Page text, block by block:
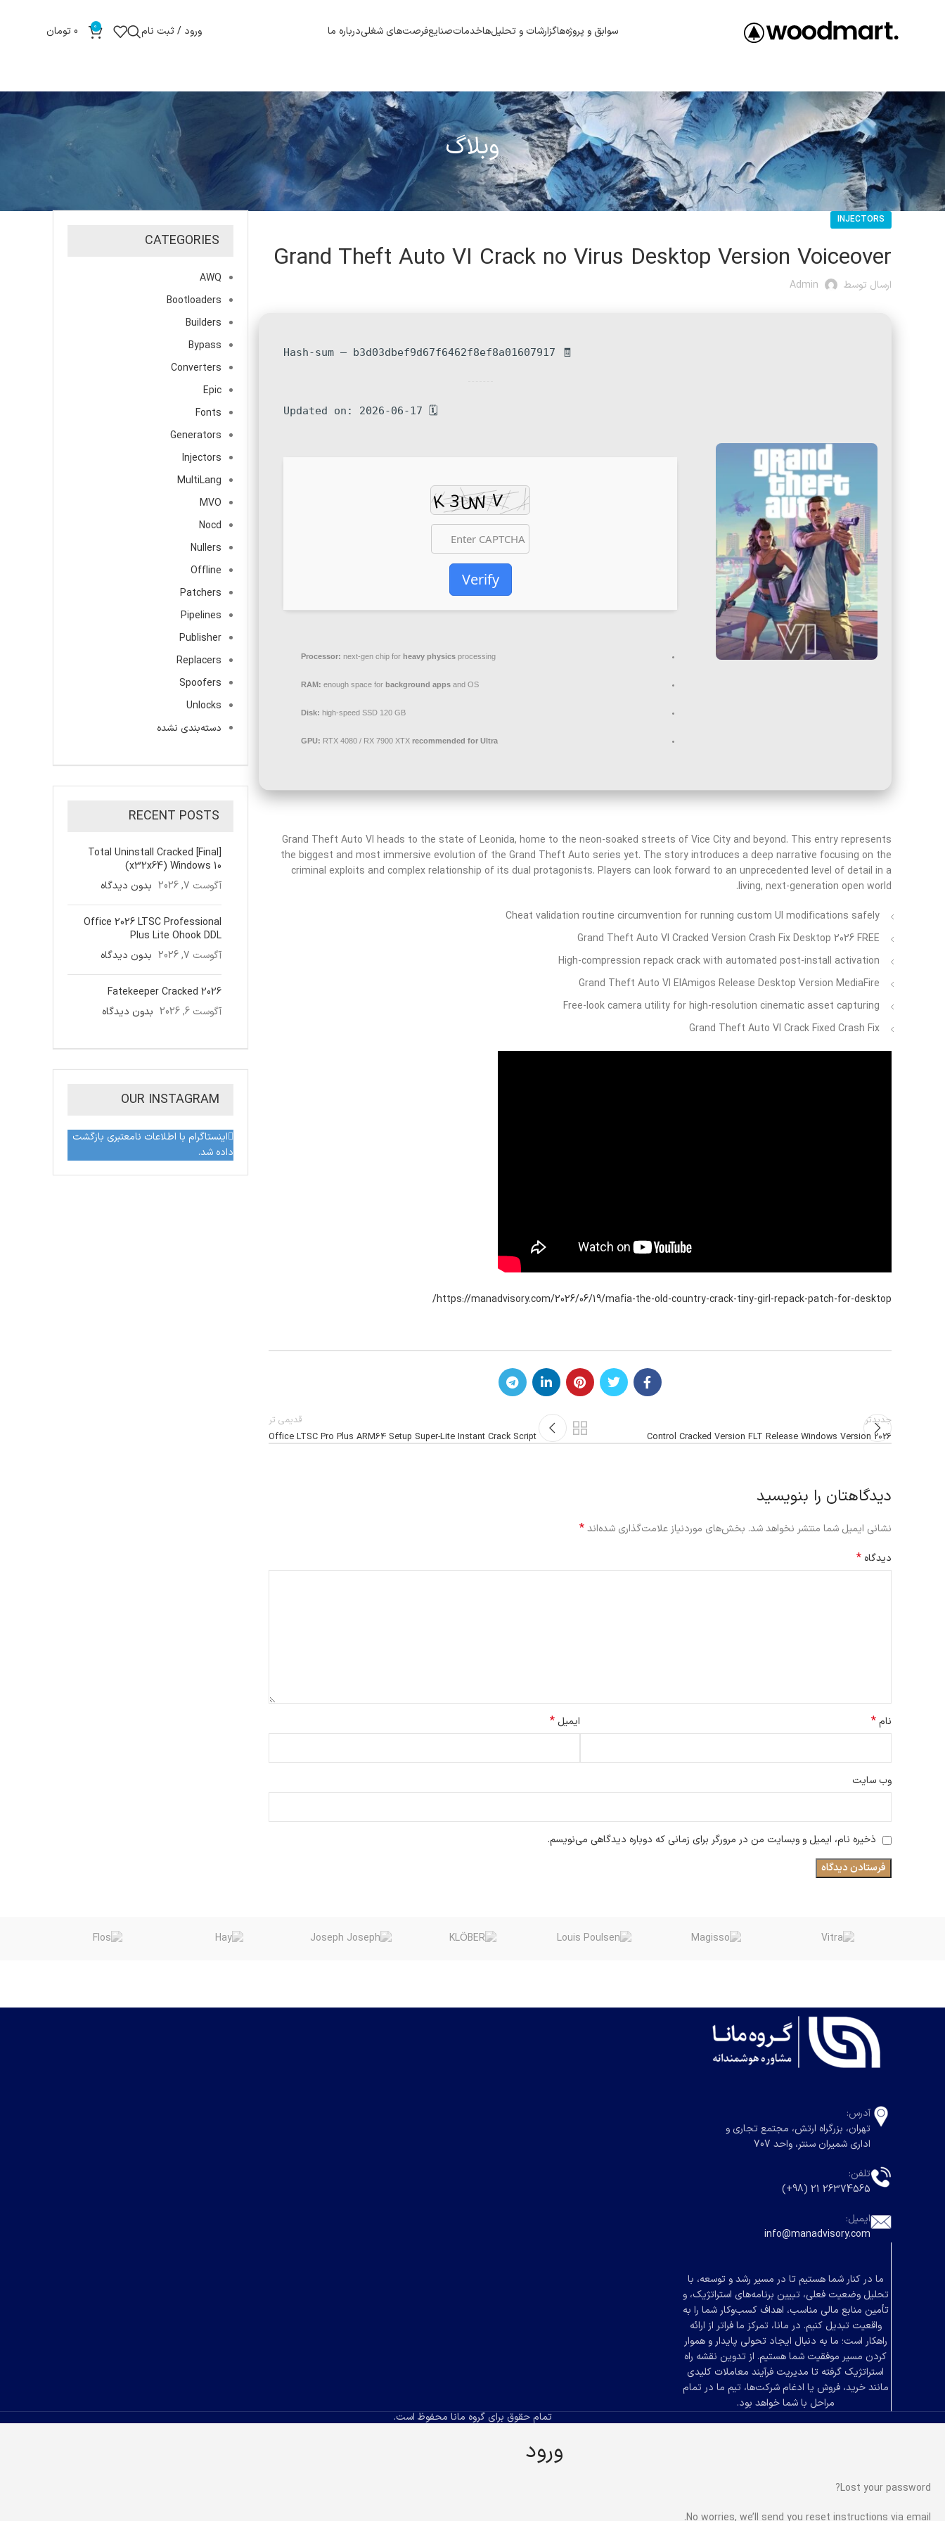
سوابق و پروژه‌هاگزارشات و تحلیل‌هاخدماتصنایعفرصت‌های شغلیدرباره ما ورود / ثبت نام 0
0تومان
وبلاگ
INJECTORS
Grand Theft Auto VI Crack no Virus Desktop Version Voiceover
ارسال توسط Admin
🧾 Hash-sum — b3d03dbef9d67f6462f8ef8a01607917
🗓 Updated on: 2026-06-17
Verify
Processor: next-gen chip for heavy physics processing
RAM: enough space for background apps and OS
Disk: high-speed SSD 120 GB
GPU: RTX 4080 / RX 7900 XTX recommended for Ultra
Grand Theft Auto VI heads to the state of Leonida, home to the neon-soaked streets of Vice City and beyond. This entry represents
the biggest and most immersive evolution of the Grand Theft Auto series yet. The story introduces a deep narrative focusing on the
criminal exploits and complex relationship of its dual protagonists. Players can look forward to an unprecedented level of detail in a
living, next-generation open world.
Cheat validation routine circumvention for running custom UI modifications safely
Grand Theft Auto VI Cracked Version Crash Fix Desktop 2026 FREE
High-compression repack crack with automated post-install activation
Grand Theft Auto VI ElAmigos Release Desktop Version MediaFire
Free-look camera utility for high-resolution cinematic asset capturing
Grand Theft Auto VI Crack Fixed Crash Fix
https://manadvisory.com/2026/06/19/mafia-the-old-country-crack-tiny-girl-repack-patch-for-desktop/
جدیدتر
Control Cracked Version FLT Release Windows Version 2026
قدیمی تر
Office LTSC Pro Plus ARM64 Setup Super-Lite Instant Crack Script
دیدگاهتان را بنویسید
نشانی ایمیل شما منتشر نخواهد شد. بخش‌های موردنیاز علامت‌گذاری شده‌اند*
دیدگاه *
نام* ایمیل*
وب‌ سایت
ذخیره نام، ایمیل و وبسایت من در مرورگر برای زمانی که دوباره دیدگاهی می‌نویسم.
CATEGORIES
AWQ
Bootloaders
Builders
Bypass
Converters
Epic
Fonts
Generators
Injectors
MultiLang
MVO
Nocd
Nullers
Offline
Patchers
Pipelines
Publisher
Replacers
Spoofers
Unlocks
دسته‌بندی نشده
RECENT POSTS
Total Uninstall Cracked [Final]
(x32x64) Windows 10
آگوست 7, 2026
بدون دیدگاه
Office 2026 LTSC Professional
Plus Lite Ohook DDL
آگوست 7, 2026
بدون دیدگاه
Fatekeeper Cracked 2026
آگوست 6, 2026
بدون دیدگاه
OUR INSTAGRAM
اینستاگرام با اطلاعات نامعتبری بازگشت
داده شد.
آدرس:
تهران، بزرگراه ارتش، مجتمع تجاری و
اداری شمیران سنتر، واحد 707
تلفن:
26374565 21 (98+)
ایمیل:
info@manadvisory.com
ما در کنار شما هستیم تا در مسیر رشد و توسعه، با
تحلیل وضعیت فعلی، تبیین برنامه‌های استراتژیک، و
تأمین منابع مالی مناسب، اهداف کسب‌وکار شما را به
واقعیت تبدیل کنیم. در مانا، تمرکز ما فراتر از ارائه
راهکار است؛ ما به دنبال ایجاد تحولی پایدار و هموار
کردن مسیر موفقیت شما هستیم. از تدوین نقشه راه
استراتژیک گرفته تا مدیریت فرآیند معاملات کلیدی
مانند خرید، فروش یا ادغام شرکت‌ها، تیم ما در تمام
مراحل با شما خواهد بود.
تمام حقوق برای گروه مانا محفوظ است.
ورود
Lost your password?
No worries, we’ll send you reset instructions via email.